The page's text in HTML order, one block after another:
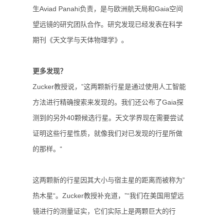
生Aviad Panahi负责，是与欧洲航天局和Gaia空间
望远镜的研究团队合作。研究发现已经发表在科学
期刊《天文学与天体物理学》。
更多发现？
Zucker教授说，”这两颗新行星是通过使用人工智能
方法进行精确搜索来发现的。我们还公布了Gaia探
测到的另外40颗候选行星。天文学界现在需要尝试
证明这些行星性质，就像我们对已发现的行星所做
的那样。“
这两颗新的行星因其大小与宿主星的距离而被称为”
热木星“。Zucker教授补充道，”“我们在美国用望远
镜进行的测量证实，它们实际上是两颗巨大的行